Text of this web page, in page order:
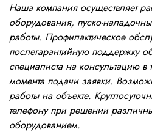
Наша компания осуществляет
оборудования, пуско-
работы. Профилактическое
послегарантийную поддержку
специалиста на консультацию в
момента подачи заявки.
работы на объекте.
телефону при решении
оборудованием.